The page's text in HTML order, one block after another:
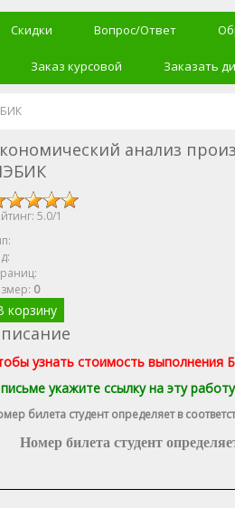
Скидки Вопрос/Ответ
Заказ курсовой Заказать
анализ
5.0/1
: 0
корзину
узнать стоимость выполнения
укажите ссылку на эту
билета студент определяет в
Номер билета студент